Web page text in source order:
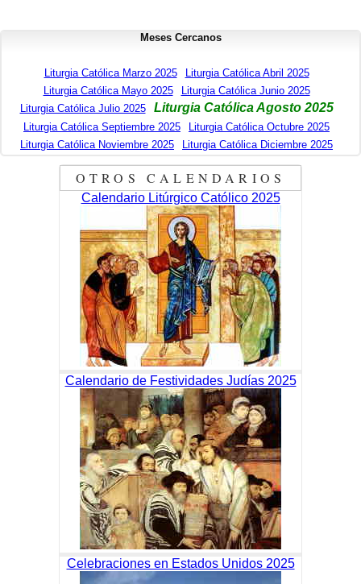
Meses Cercanos
Liturgia Católica Marzo 2025
Liturgia Católica Abril 2025
Liturgia Católica Mayo 2025
Liturgia Católica Junio 2025
Liturgia Católica Julio 2025
Liturgia Católica Agosto 2025
Liturgia Católica Septiembre 2025
Liturgia Católica Octubre 2025
Liturgia Católica Noviembre 2025
Liturgia Católica Diciembre 2025
OTROS CALENDARIOS
Calendario Litúrgico Católico 2025
Calendario de Festividades Judías 2025
Celebraciones en Estados Unidos 2025